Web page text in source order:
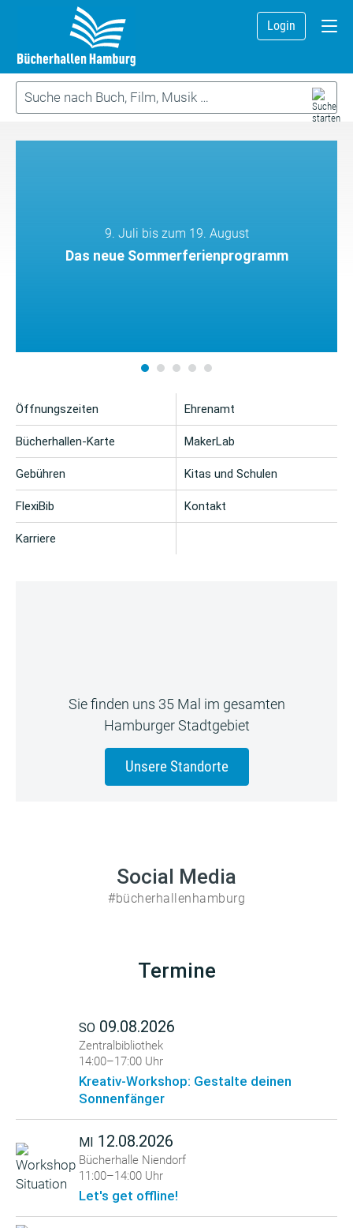
Login
9. Juli bis zum 19. August
Das neue Sommerferienprogramm
Öffnungszeiten
Bücherhallen-Karte
Gebühren
FlexiBib
Karriere
Ehrenamt
MakerLab
Kitas und Schulen
Kontakt
Sie finden uns 35 Mal im gesamten
Hamburger Stadtgebiet
Unsere Standorte
Social Media
#bücherhallenhamburg
Termine
SO 09.08.2026
Zentralbibliothek
14:00–17:00 Uhr
Kreativ-Workshop: Gestalte deinen
Sonnenfänger
MI 12.08.2026
Bücherhalle Niendorf
11:00–14:00 Uhr
Let's get offline!